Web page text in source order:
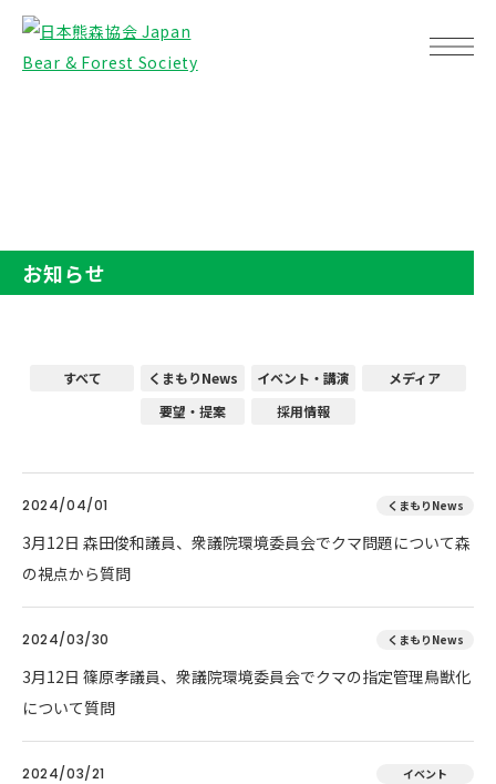
お知らせ
すべて くまもりNews イベント・講演
メディア
要望・提案
採用情報
2024/04/01 くまもりNews
3月12日 森田俊和議員、衆議院環境委員会でクマ問題について森
の視点から質問
2024/03/30 くまもりNews
3月12日 篠原孝議員、衆議院環境委員会でクマの指定管理鳥獣化
について質問
2024/03/21 イベント